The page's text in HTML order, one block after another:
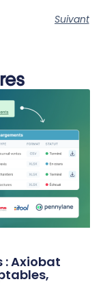
Suivant
: Axiobat